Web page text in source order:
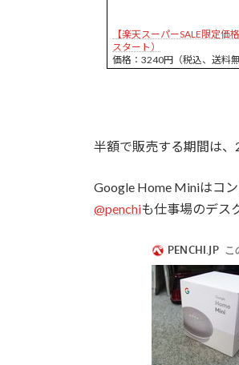
【楽天スーパーSALE限定
スタート）
価格：3240円（税込、送料
半額で販売する期間は、
Google Home Miniはコ
@penchiも仕事場のデス